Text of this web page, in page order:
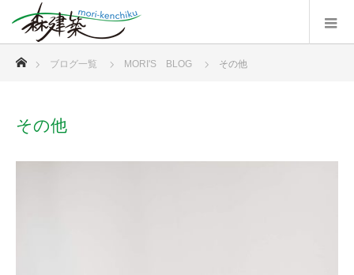
ブログ一覧 MORI'S BLOG その他
その他